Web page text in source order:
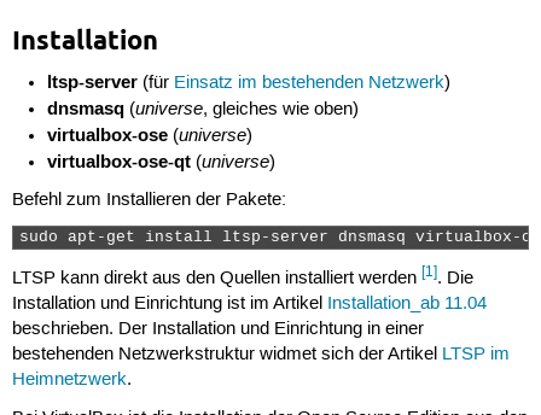
Installation
ltsp-server (für Einsatz im bestehenden Netzwerk)
dnsmasq (universe, gleiches wie oben)
virtualbox-ose (universe)
virtualbox-ose-qt (universe)
Befehl zum Installieren der Pakete:
sudo apt-get install ltsp-server dnsmasq virtualbox-
LTSP kann direkt aus den Quellen installiert werden [1]. Die
Installation und Einrichtung ist im Artikel Installation_ab 11.04
beschrieben. Der Installation und Einrichtung in einer
bestehenden Netzwerkstruktur widmet sich der Artikel LTSP im
Heimnetzwerk.